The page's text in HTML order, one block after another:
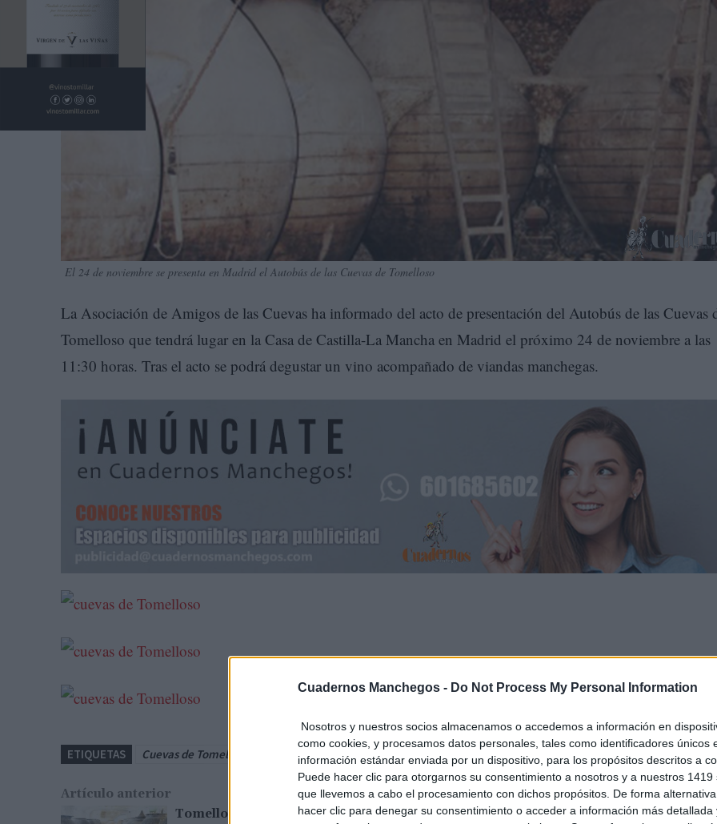
Cuadernos Manchegos - Do Not Process My Personal Information
Nosotros y nuestros socios almacenamos o accedemos a información en
como cookies, y procesamos datos personales, tales como identificadores únicos
información estándar enviada por un dispositivo, para los propósitos descritos a
Puede hacer clic para otorgarnos su consentimiento a nosotros y a nuestros 1419
que llevemos a cabo el procesamiento con dichos propósitos. De forma
hacer clic para denegar su consentimiento o acceder a información más detallada
El 24 de noviembre se presenta en Madrid el Autobús de las Cuevas de Tomelloso
La Asociación de Amigos de las Cuevas ha informado del acto de presentación del Autobús de las Cuevas
Tomelloso que tendrá lugar en la Casa de Castilla-La Mancha en Madrid el próximo 24 de noviembre a las
11:30 horas. Tras el acto se podrá degustar un vino acompañado de viandas manchegas.
ETIQUETAS Cuevas de Tomelloso Pruebas Tomelloso Turismo
Artículo anterior
Tomelloso muestra el tesoro
Artículo
Un proyecto de promoción para